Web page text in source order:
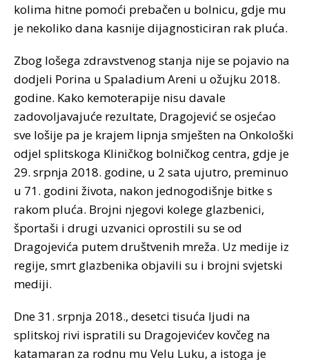
kolima hitne pomoći prebačen u bolnicu, gdje mu
je nekoliko dana kasnije dijagnosticiran rak pluća.
Zbog lošega zdravstvenog stanja nije se pojavio na
dodjeli Porina u Spaladium Areni u ožujku 2018.
godine. Kako kemoterapije nisu davale
zadovoljavajuće rezultate, Dragojević se osjećao
sve lošije pa je krajem lipnja smješten na Onkološki
odjel splitskoga Kliničkog bolničkog centra, gdje je
29. srpnja 2018. godine, u 2 sata ujutro, preminuo
u 71. godini života, nakon jednogodišnje bitke s
rakom pluća. Brojni njegovi kolege glazbenici,
športaši i drugi uzvanici oprostili su se od
Dragojevića putem društvenih mreža. Uz medije iz
regije, smrt glazbenika objavili su i brojni svjetski
mediji.
Dne 31. srpnja 2018., desetci tisuća ljudi na
splitskoj rivi ispratili su Dragojevićev kovčeg na
katamaran za rodnu mu Velu Luku, a istoga je